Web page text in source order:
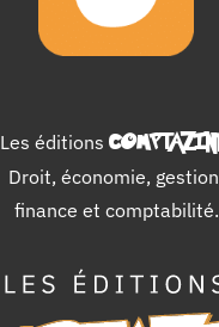
Les éditions
Droit, économie,
finance et comptabilité.